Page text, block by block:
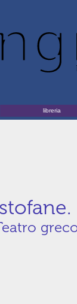
libreria